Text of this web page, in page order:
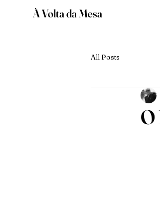
À Volta da Mesa
All Posts
O